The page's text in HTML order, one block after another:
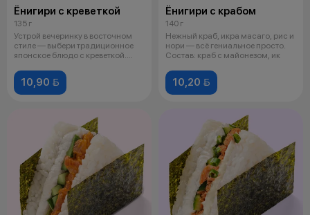
Ёнигири с креветкой
135 г
Устрой вечеринку в восточном
стиле — выбери традиционное
японское блюдо с креветкой.
10,90 
Ёнигири с крабом
140 г
Нежный краб, икра масаго, рис и
нори — всё гениальное просто.
Состав: краб с майонезом, ик
10,20 